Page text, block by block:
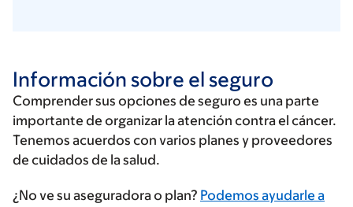
Información sobre el seguro
Comprender sus opciones de seguro es una parte
importante de organizar la atención contra el cáncer.
Tenemos acuerdos con varios planes y proveedores
de cuidados de la salud.
Ingrese
¿No ve su aseguradora o plan? Podemos ayudarle a